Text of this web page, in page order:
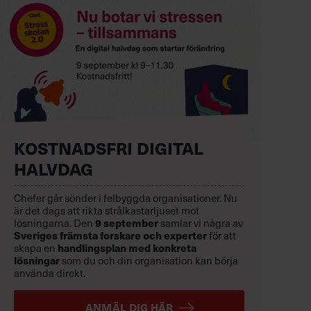
KOSTNADSFRI DIGITAL
HALVDAG
Chefer går sönder i felbyggda organisationer. Nu
är det dags att rikta strålkastarljuset mot
lösningarna. Den 9 september samlar vi några av
Sveriges främsta forskare och experterför att
skapa en handlingsplan med konkreta
lösningar som du och din organisation kan börja
använda direkt.
ANMÄL DIG HÄR